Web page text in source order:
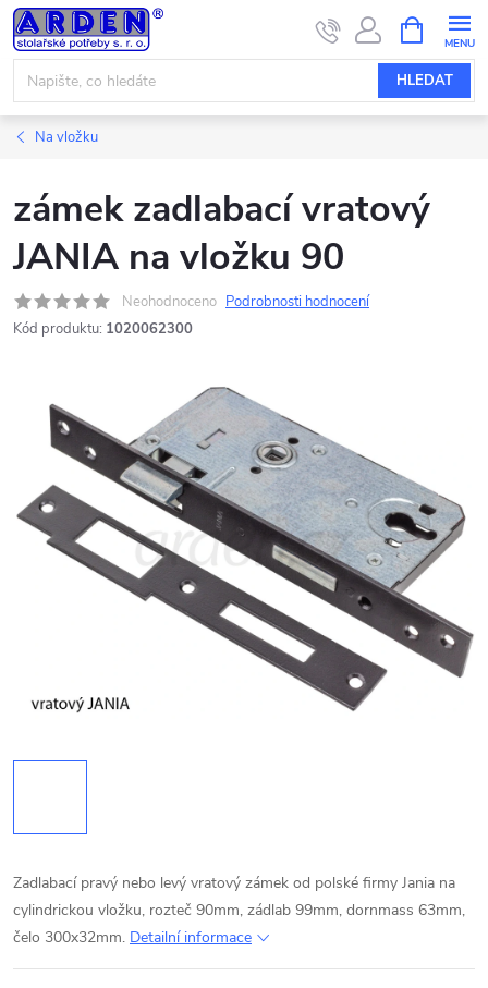
Přejít
na
obsah
HLEDAT
NÁKUPNÍ
KOŠÍK
Na vložku
zámek zadlabací vratový
JANIA na vložku 90
Neohodnoceno Podrobnosti hodnocení
Kód produktu: 1020062300
Zadlabací pravý nebo levý vratový zámek od polské firmy Jania na
cylindrickou vložku, rozteč 90mm, zádlab 99mm, dornmass 63mm,
čelo 300x32mm. Detailní informace